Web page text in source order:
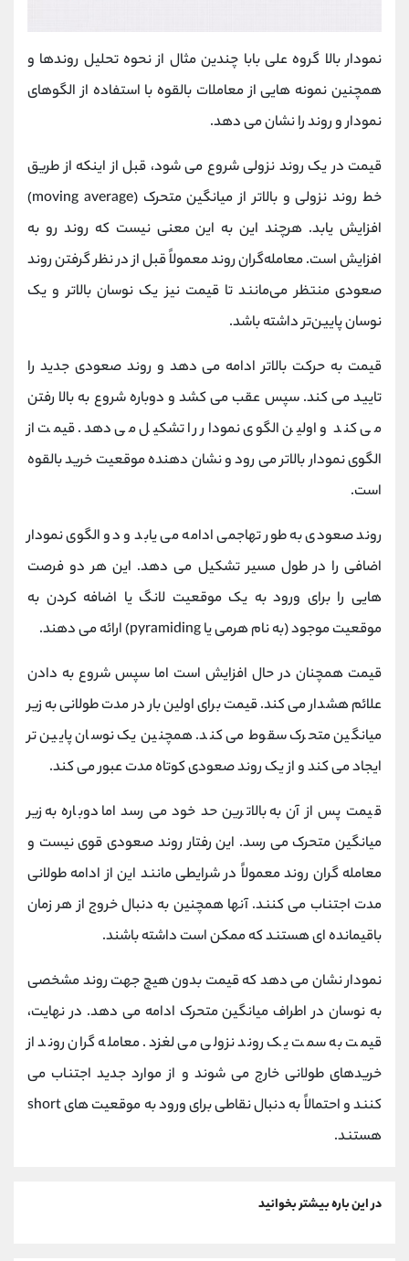
نمودار بالا گروه علی بابا چندین مثال از نحوه تحلیل روندها و
همچنین نمونه هایی از معاملات بالقوه با استفاده از الگوهای
نمودار و روند را نشان می دهد.
قیمت در یک روند نزولی شروع می شود، قبل از اینکه از طریق
خط روند نزولی و بالاتر از میانگین متحرک (moving average)
افزایش یابد. هرچند این به این معنی نیست که روند رو به
افزایش است. معامله‌گران روند معمولاً قبل از در نظر گرفتن روند
صعودی منتظر می‌مانند تا قیمت نیز یک نوسان بالاتر و یک
نوسان پایین‌تر داشته باشد.
قیمت به حرکت بالاتر ادامه می دهد و روند صعودی جدید را
تایید می کند. سپس عقب می کشد و دوباره شروع به بالا رفتن
می کند و اولین الگوی نمودار را تشکیل می دهد. قیمت از
الگوی نمودار بالاتر می رود و نشان دهنده موقعیت خرید بالقوه
است.
روند صعودی به طور تهاجمی ادامه می یابد و دو الگوی نمودار
اضافی را در طول مسیر تشکیل می دهد. این هر دو فرصت
هایی را برای ورود به یک موقعیت لانگ یا اضافه کردن به
موقعیت موجود (به نام هرمی یا pyramiding) ارائه می دهند.
قیمت همچنان در حال افزایش است اما سپس شروع به دادن
علائم هشدار می کند. قیمت برای اولین بار در مدت طولانی به زیر
میانگین متحرک سقوط می کند. همچنین یک نوسان پایین تر
ایجاد می کند و از یک روند صعودی کوتاه مدت عبور می کند.
قیمت پس از آن به بالاترین حد خود می رسد اما دوباره به زیر
میانگین متحرک می رسد. این رفتار روند صعودی قوی نیست و
معامله گران روند معمولاً در شرایطی مانند این از ادامه طولانی
مدت اجتناب می کنند. آنها همچنین به دنبال خروج از هر زمان
باقیمانده ای هستند که ممکن است داشته باشند.
نمودار نشان می دهد که قیمت بدون هیچ جهت روند مشخصی
به نوسان در اطراف میانگین متحرک ادامه می دهد. در نهایت،
قیمت به سمت یک روند نزولی می لغزد. معامله گران روند از
خریدهای طولانی خارج می شوند و از موارد جدید اجتناب می
کنند و احتمالاً به دنبال نقاطی برای ورود به موقعیت های short
هستند.
در این باره بیشتر بخوانید